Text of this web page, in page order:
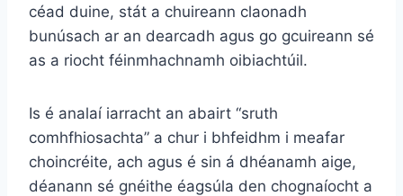
céad duine, stát a chuireann claonadh
bunúsach ar an dearcadh agus go gcuireann sé
as a riocht féinmhachnamh oibiachtúil.
Is é analaí iarracht an abairt “sruth
comhfhiosachta” a chur i bhfeidhm i meafar
choincréite, ach agus é sin á dhéanamh aige,
déanann sé gnéithe éagsúla den chognaíocht a